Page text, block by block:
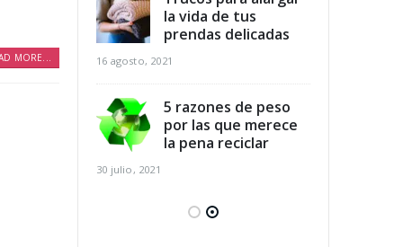
MORE...
al mismo
la vida de tus
prendas delicadas
16 agosto, 2021
5 razones de peso
por las que merece
la pena reciclar
30 julio, 2021